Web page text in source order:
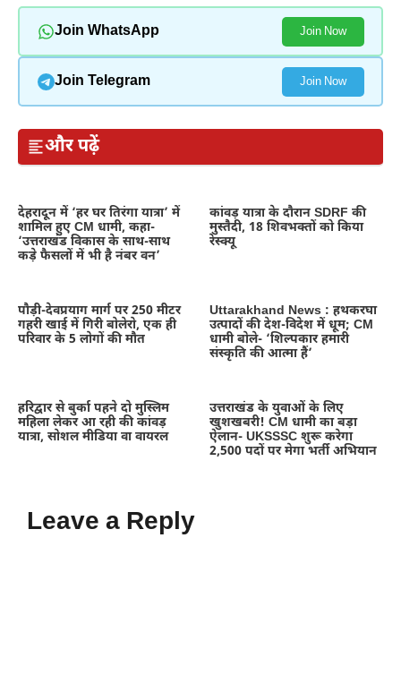
Join WhatsApp Join Now
Join Telegram Join Now
और पढ़ें
देहरादून में ‘हर घर तिरंगा यात्रा’ में
शामिल हुए CM धामी, कहा-
‘उत्तराखंड विकास के साथ-साथ
कड़े फैसलों में भी है नंबर वन’
कांवड़ यात्रा के दौरान SDRF की
मुस्तैदी, 18 शिवभक्तों को किया
रेस्क्यू
पौड़ी-देवप्रयाग मार्ग पर 250 मीटर
गहरी खाई में गिरी बोलेरो, एक ही
परिवार के 5 लोगों की मौत
Uttarakhand News : हथकरघा
उत्पादों की देश-विदेश में धूम; CM
धामी बोले- ‘शिल्पकार हमारी
संस्कृति की आत्मा हैं’
हरिद्वार से बुर्का पहने दो मुस्लिम
महिला लेकर आ रही की कांवड़
यात्रा, सोशल मीडिया वा वायरल
उत्तराखंड के युवाओं के लिए
खुशखबरी! CM धामी का बड़ा
ऐलान- UKSSSC शुरू करेगा
2,500 पदों पर मेगा भर्ती अभियान
Leave a Reply